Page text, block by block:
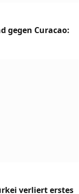
gegen Curacao:
verliert erstes